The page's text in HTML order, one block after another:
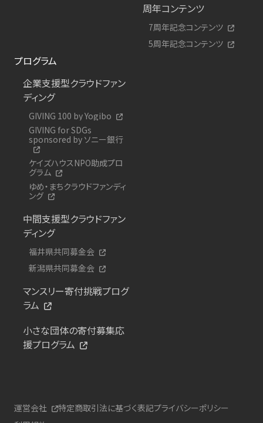
周年コンテンツ
7周年記念コンテンツ
5周年記念コンテンツ
プログラム
企業支援型クラウドファン
ディング
GIVING 100 by Yogibo
GIVING for SDGs
sponsored by ソニー銀行
ケイズハウスNPO助成プロ
グラム
ゆめ・まちクラウドファンディ
ング
中間支援型クラウドファン
ディング
福井県共同募金会
新潟県共同募金会
マンスリー寄付挑戦プログ
ラム
小さな団体の寄付募集応
援プログラム
運営会社 特定商取引法に基づく表記プライバシーポリシー